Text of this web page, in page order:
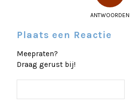
ANTWOORDEN
Plaats een Reactie
Meepraten?
Draag gerust bij!